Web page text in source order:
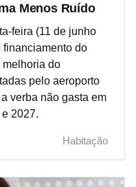
Menos Ruído
feira (11 de junho
financiamento do
melhoria do
pelo aeroporto
verba não gasta em
2027.
Habitação